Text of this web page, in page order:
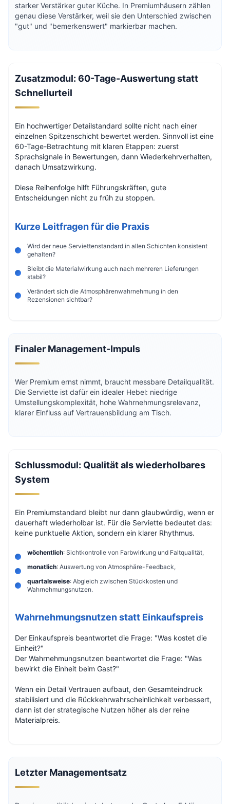
starker Verstärker guter Küche. In Premiumhäusern zählen
genau diese Verstärker, weil sie den Unterschied zwischen
"gut" und "bemerkenswert" markierbar machen.
Zusatzmodul: 60-Tage-Auswertung statt
Schnellurteil
Ein hochwertiger Detailstandard sollte nicht nach einer
einzelnen Spitzenschicht bewertet werden. Sinnvoll ist eine
60-Tage-Betrachtung mit klaren Etappen: zuerst
Sprachsignale in Bewertungen, dann Wiederkehrverhalten,
danach Umsatzwirkung.
Diese Reihenfolge hilft Führungskräften, gute
Entscheidungen nicht zu früh zu stoppen.
Kurze Leitfragen für die Praxis
Wird der neue Serviettenstandard in allen Schichten konsistent
gehalten?
Bleibt die Materialwirkung auch nach mehreren Lieferungen
stabil?
Verändert sich die Atmosphärenwahrnehmung in den
Rezensionen sichtbar?
Finaler Management-Impuls
Wer Premium ernst nimmt, braucht messbare Detailqualität.
Die Serviette ist dafür ein idealer Hebel: niedrige
Umstellungskomplexität, hohe Wahrnehmungsrelevanz,
klarer Einfluss auf Vertrauensbildung am Tisch.
Schlussmodul: Qualität als wiederholbares
System
Ein Premiumstandard bleibt nur dann glaubwürdig, wenn er
dauerhaft wiederholbar ist. Für die Serviette bedeutet das:
keine punktuelle Aktion, sondern ein klarer Rhythmus.
wöchentlich: Sichtkontrolle von Farbwirkung und Faltqualität,
monatlich: Auswertung von Atmosphäre-Feedback,
quartalsweise: Abgleich zwischen Stückkosten und
Wahrnehmungsnutzen.
Wahrnehmungsnutzen statt Einkaufspreis
Der Einkaufspreis beantwortet die Frage: "Was kostet die
Einheit?"
Der Wahrnehmungsnutzen beantwortet die Frage: "Was
bewirkt die Einheit beim Gast?"
Wenn ein Detail Vertrauen aufbaut, den Gesamteindruck
stabilisiert und die Rückkehrwahrscheinlichkeit verbessert,
dann ist der strategische Nutzen höher als der reine
Materialpreis.
Letzter Managementsatz